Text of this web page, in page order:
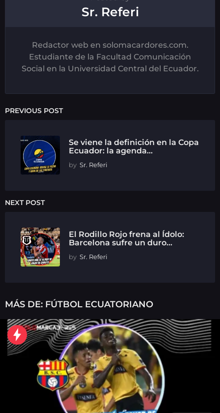
Sr. Referi
Redactor web en solomacardores.com.
Estudiante de la Facultad Comunicación
Social en la Universidad Central del Ecuador.
PREVIOUS POST
Se viene la definición en la Copa
Ecuador: la agenda...
by Sr. Referi
NEXT POST
El Rodillo Rojo frena al Ídolo:
Barcelona sufre un duro...
by Sr. Referi
MÁS DE: FÚTBOL ECUATORIANO